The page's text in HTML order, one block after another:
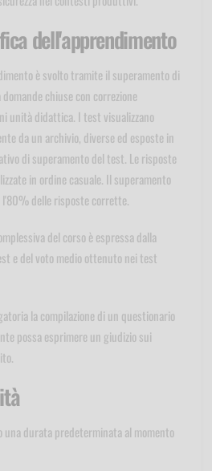
dell'apprendimento
è svolto tramite il superamento di
chiuse con correzione
unità didattica. I test visualizzano
da un archivio, diverse ed esposte in
di superamento del test. Le risposte
in ordine casuale. Il superamento
l'80% delle risposte corrette.
del corso è espressa dalla
e del voto medio ottenuto nei test
la compilazione di un questionario
possa esprimere un giudizio sui
una durata predeterminata al momento